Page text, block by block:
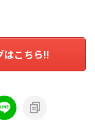
はこちら!!